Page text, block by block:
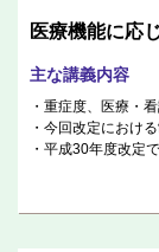
医療機能に応
主な講義内容
重症度、医療・
今回改定におけ
平成30年度改定